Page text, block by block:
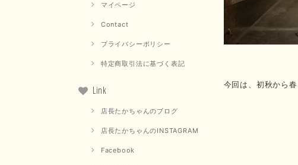
マイページ
Contact
プライバシーポリシー
特定商取引法に基づく表記
Link
店長たかちゃんのブログ
店長たかちゃんのINSTAGRAM
Facebook
今回は、初秋から